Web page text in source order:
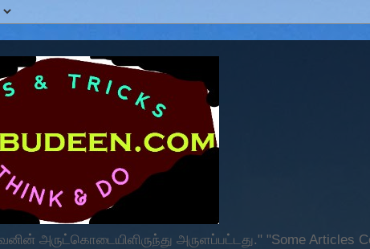
அருட்கொடையிளிருந்து அருளப்பட்டது." "Some Articles